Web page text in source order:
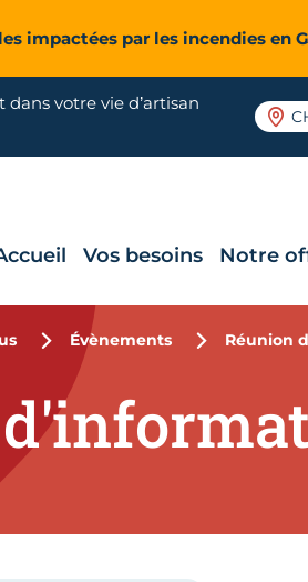
impactées par les incendies en
votre vie d’artisan
Vos besoins Notre
Évènements Réunion